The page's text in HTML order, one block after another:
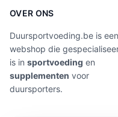
OVER ONS
Duursportvoeding.be is een
webshop die
is in sportvoeding en
supplementen voor
duursporters.